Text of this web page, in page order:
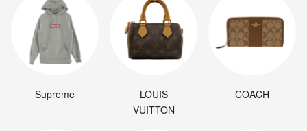
Supreme
LOUIS
VUITTON
COACH